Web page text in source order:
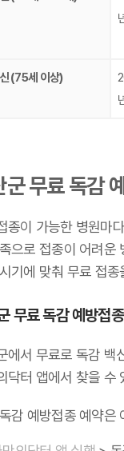
(75세 이상)
군 무료 독감
종이 가능한 병원마
으로 접종이 어려운
기에 맞춰 무료 접
무료 독감 예방접
에서 무료로 독감 백
닥터 앱에서 찾을 수
감 예방접종 예약은